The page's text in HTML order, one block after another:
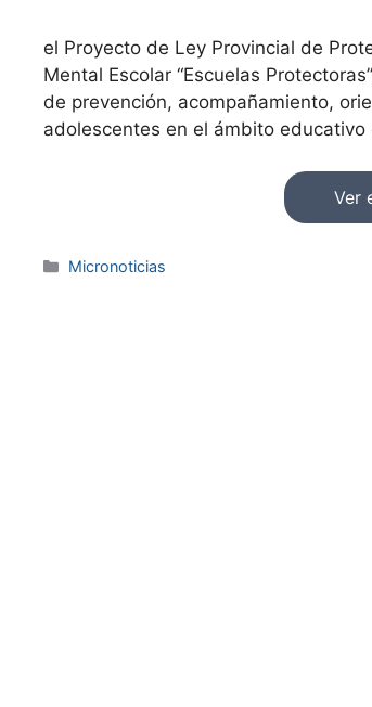
el Proyecto de Ley Provincial de
Mental Escolar “Escuelas
de prevención, acompañamiento,
adolescentes en el ámbito
Ver
Micronoticias